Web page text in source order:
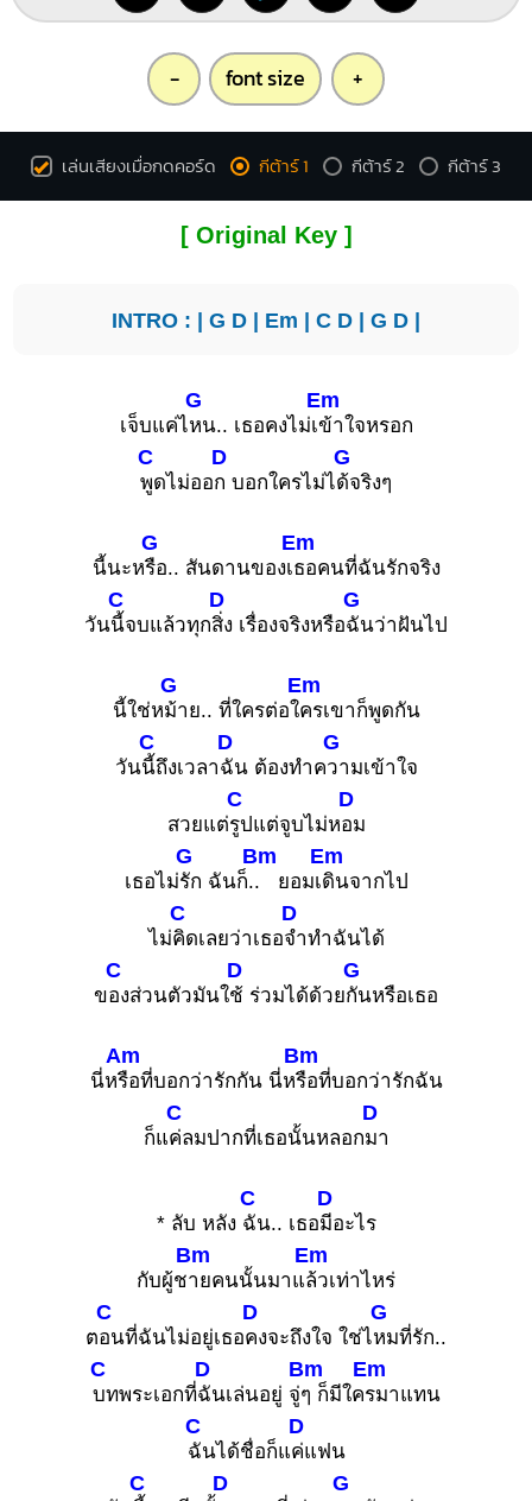
- font size +
เล่นเสียงเมื่อกดคอร์ด กีต้าร์ 1 กีต้าร์ 2 กีต้าร์ 3
[ Original Key ]
INTRO : | G D | Em | C D | G D |
เจ็บแค่ไ
G
หน.. เธอคงไม่เ
Em
ข้าใจหรอก
C
พูดไม่ออ
D
ก บอกใครไม่ไ
G
ด้จริงๆ
นี้นะห
G
รือ.. สันดานของเ
Em
ธอคนที่ฉันรักจริง
วัน
C
นี้จบแล้วทุก
D
สิ่ง เรื่องจริงหรือ
G
ฉันว่าฝันไป
นี้ใช่ห
G
ม้าย.. ที่ใครต่อใ
Em
ครเขาก็พูดกัน
วัน
C
นี้ถึงเวลา
D
ฉัน ต้องทำค
G
วามเข้าใจ
สวยแต่
C
รูปแต่จูบไม่ห
D
อม
เธอไม่
G
รัก ฉันก็.
Bm
. ยอมเ
Em
ดินจากไป
ไม่
C
คิดเลยว่าเธอ
D
จำทำฉันได้
ข
C
องส่วนตัวมันใ
D
ช้ ร่วมได้ด้วย
G
กันหรือเธอ
นี่ห
Am
รือที่บอกว่ารักกัน นี่ห
Bm
รือที่บอกว่ารักฉัน
ก็แ
C
ค่ลมปากที่เธอนั้นหลอก
D
มา
* ลับ หลัง
C
ฉัน.. เธอ
D
มีอะไร
กับผู้ช
Bm
ายคนนั้นมาแ
Em
ล้วเท่าไหร่
ต
C
อนที่ฉันไม่อยู่เธอ
D
คงจะถึงใจ ใช่ไ
G
หมที่รัก..
C
บทพระเอกที่
D
ฉันเล่นอยู่ จู่
Bm
ๆ ก็มีใค
Em
รมาแทน
C
ฉันได้ชื่อก็แ
D
ค่แฟน
C D G